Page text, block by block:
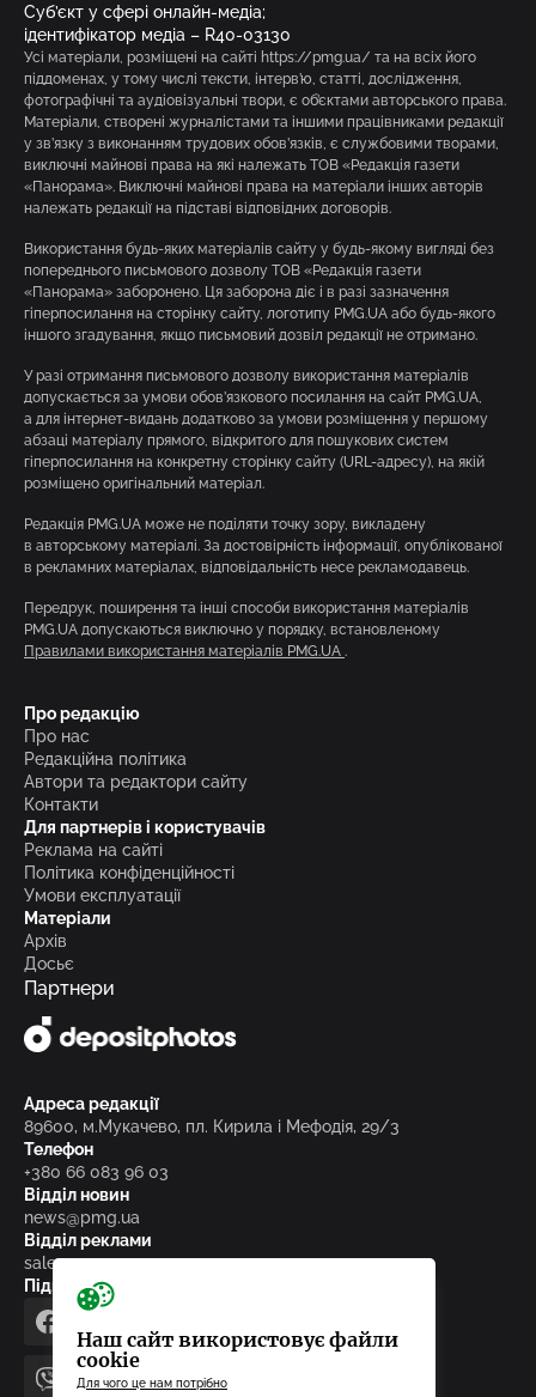
Суб’єкт у сфері онлайн-медіа;
ідентифікатор медіа – R40-03130
Усі матеріали, розміщені на сайті https://pmg.ua/ та на всіх його
піддоменах, у тому числі тексти, інтерв’ю, статті, дослідження,
фотографічні та аудіовізуальні твори, є об’єктами авторського права.
Матеріали, створені журналістами та іншими працівниками редакції
у зв’язку з виконанням трудових обов’язків, є службовими творами,
виключні майнові права на які належать ТОВ «Редакція газети
«Панорама». Виключні майнові права на матеріали інших авторів
належать редакції на підставі відповідних договорів.
Використання будь-яких матеріалів сайту у будь-якому вигляді без
попереднього письмового дозволу ТОВ «Редакція газети
«Панорама» заборонено. Ця заборона діє і в разі зазначення
гіперпосилання на сторінку сайту, логотипу PMG.UA або будь-якого
іншого згадування, якщо письмовий дозвіл редакції не отримано.
У разі отримання письмового дозволу використання матеріалів
допускається за умови обов’язкового посилання на сайт PMG.UA,
а для інтернет-видань додатково за умови розміщення у першому
абзаці матеріалу прямого, відкритого для пошукових систем
гіперпосилання на конкретну сторінку сайту (URL-адресу), на якій
розміщено оригінальний матеріал.
Редакція PMG.UA може не поділяти точку зору, викладену
в авторському матеріалі. За достовірність інформації, опублікованої
в рекламних матеріалах, відповідальність несе рекламодавець.
Передрук, поширення та інші способи використання матеріалів
PMG.UA допускаються виключно у порядку, встановленому
Правилами використання матеріалів PMG.UA .
Про редакцію
Про нас
Редакційна політика
Автори та редактори сайту
Контакти
Для партнерів і користувачів
Реклама на сайті
Політика конфіденційності
Умови експлуатації
Матеріали
Архів
Досьє
Партнери
Адреса редакції
89600, м.Мукачево, пл. Кирила і Мефодія, 29/3
Телефон
+380 66 083 96 03
Відділ новин
news@pmg.ua
Відділ реклами
sales@pmg.ua
Підписуйтесь на нас у соціальних мережах
facebooktelegram
viber youtube
Наш сайт використовує файли
cookie
Для чого це нам потрібно